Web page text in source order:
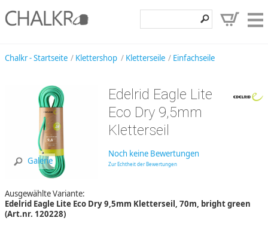
Klettershop
Entdecken
Hilfe, Kontakt
Chalkr - Startseite Klettershop Kletterseile Einfachseile
Galerie
Edelrid Eagle Lite
Eco Dry 9,5mm
Kletterseil
Noch keine Bewertungen
Zur Echtheit der Bewertungen
Ausgewählte Variante:
Edelrid Eagle Lite Eco Dry 9,5mm Kletterseil, 70m, bright green
(Art.nr. 120228)